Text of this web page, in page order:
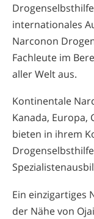
internationales
Narconon
Fachleute im
aller Welt aus.
Kontinentale
Kanada,
bieten in ihrem
Ein einzigartiges
der Nähe von